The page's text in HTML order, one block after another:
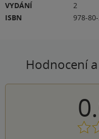
VYDÁNÍ
2
ISBN
978-
Hodnocení